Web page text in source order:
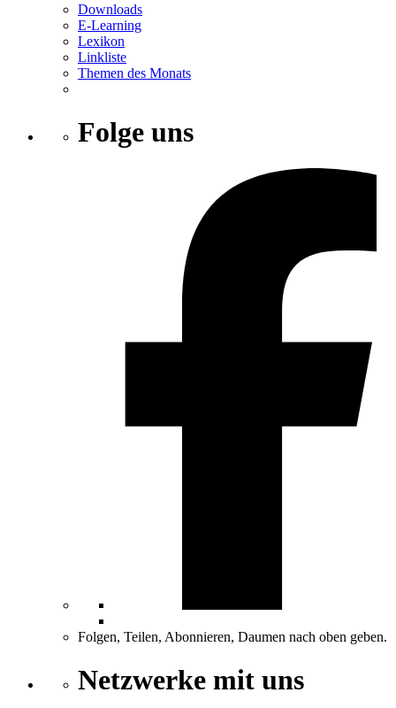
Downloads
E-Learning
Lexikon
Linkliste
Themen des Monats
Folge uns
Folgen, Teilen, Abonnieren, Daumen nach oben geben.
Netzwerke mit uns